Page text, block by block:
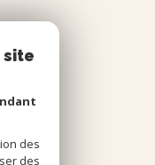
site
des
des